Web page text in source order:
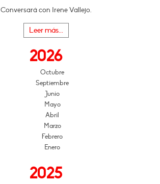
Conversará con Irene Vallejo.
Leer más...
2026
Octubre
Septiembre
Junio
Mayo
Abril
Marzo
Febrero
Enero
2025